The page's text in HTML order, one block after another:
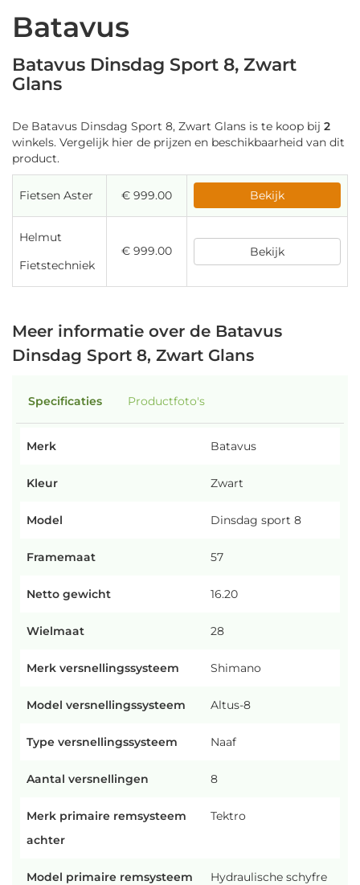
Batavus
Batavus Dinsdag Sport 8, Zwart
Glans
De Batavus Dinsdag Sport 8, Zwart Glans is te koop bij 2
winkels. Vergelijk hier de prijzen en beschikbaarheid van dit
product.
Fietsen Aster € 999.00 Bekijk
Helmut
Fietstechniek
€ 999.00 Bekijk
Meer informatie over de Batavus
Dinsdag Sport 8, Zwart Glans
Specificaties Productfoto's
Merk Batavus
Kleur Zwart
Model Dinsdag sport 8
Framemaat 57
Netto gewicht 16.20
Wielmaat 28
Merk versnellingssysteem Shimano
Model versnellingssysteem Altus-8
Type versnellingssysteem Naaf
Aantal versnellingen 8
Merk primaire remsysteem
achter
Tektro
Model primaire remsysteem
Hydraulische schyfre